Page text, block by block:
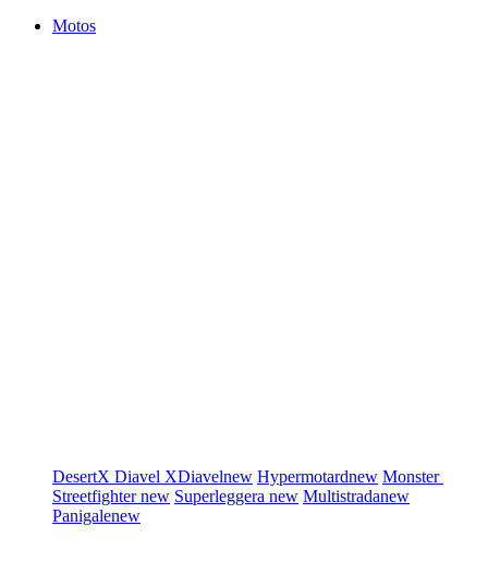
Motos
DesertX Diavel XDiavelnew Hypermotardnew Monster
Streetfighternew Superleggera new Multistradanew
Panigalenew